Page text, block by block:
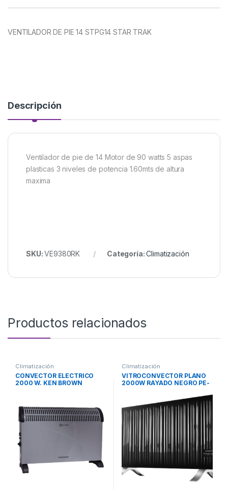
VENTILADOR DE PIE 14 STPG14 STAR TRAK
Descripción
Ventilador de pie de 14 Motor de 90 watts 5 aspas
plasticas 3 niveles de potencia 1.60mts de altura
maxima
SKU:VE9380RK Categoría:Climatización
Productos relacionados
Climatización
CONVECTOR ELECTRICO
2000 W. KEN BROWN
Climatización
VITROCONVECTOR PLANO
2000W RAYADO NEGRO PE-